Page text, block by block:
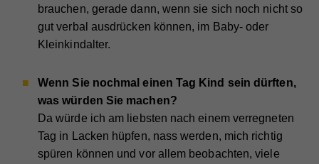
brauchen, gerade dann, wenn sie sich noch nicht so
gut verbal ausdrücken können, im Baby- oder
Kleinkindalter.
Wenn Sie nochmal einen Tag Kind sein dürften,
was würden Sie machen?
Da würde ich am liebsten nach einem verregneten
Tag in Lacken hüpfen, nass werden, mich richtig
spüren können und vor allem beobachten, viele
Laufzeit 179 Tage
Zweck
integrierten YouTube-Videos zu schätzen.
Name vuid
Anbieter Vimeo
Laufzeit 2 Jahre
Name fr
Laufzeit 90 Tage
Zweck
Beinhaltet eine eindeutige Browser und Benutzer
ID, die für gezielte Werbung verwendet werden.
Name _ga
Anbieter Google Analytics
Laufzeit 2 Jahre
Zweck
Registriert eine eindeutige ID, die verwendet wird,
um statistische Daten dazu, wie der Besucher die
Website nutzt, zu generieren.
Externe Inhalte
Mit dieser Einstellung werden externe Inhalte auf
stammen (z.B. Inlineframes). Dabei werden
technische Daten (z.B. IP-Adresse) automatisch an
die jeweiligen Drittanbieter übermittelt, damit deren
Einbindungen auf unserer Webseite angezeigt
werden können.